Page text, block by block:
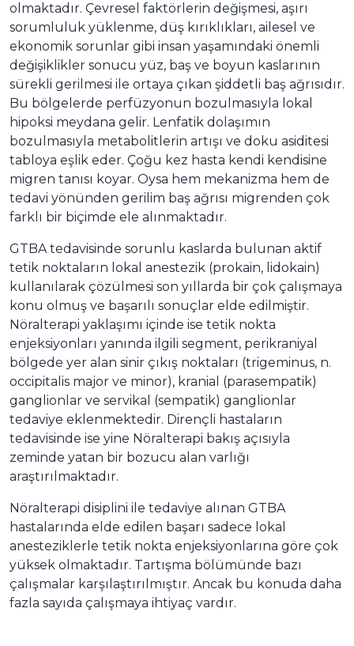
olmaktadır. Çevresel faktörlerin değişmesi, aşırı
sorumluluk yüklenme, düş kırıklıkları, ailesel ve
ekonomik sorunlar gibi insan yaşamındaki önemli
değişiklikler sonucu yüz, baş ve boyun kaslarının
sürekli gerilmesi ile ortaya çıkan şiddetli baş ağrısıdır.
Bu bölgelerde perfüzyonun bozulmasıyla lokal
hipoksi meydana gelir. Lenfatik dolaşımın
bozulmasıyla metabolitlerin artışı ve doku asiditesi
tabloya eşlik eder. Çoğu kez hasta kendi kendisine
migren tanısı koyar. Oysa hem mekanizma hem de
tedavi yönünden gerilim baş ağrısı migrenden çok
farklı bir biçimde ele alınmaktadır.
GTBA tedavisinde sorunlu kaslarda bulunan aktif
tetik noktaların lokal anestezik (prokain, lidokain)
kullanılarak çözülmesi son yıllarda bir çok çalışmaya
konu olmuş ve başarılı sonuçlar elde edilmiştir.
Nöralterapi yaklaşımı içinde ise tetik nokta
enjeksiyonları yanında ilgili segment, perikraniyal
bölgede yer alan sinir çıkış noktaları (trigeminus, n.
occipitalis major ve minor), kranial (parasempatik)
ganglionlar ve servikal (sempatik) ganglionlar
tedaviye eklenmektedir. Dirençli hastaların
tedavisinde ise yine Nöralterapi bakış açısıyla
zeminde yatan bir bozucu alan varlığı
araştırılmaktadır.
Nöralterapi disiplini ile tedaviye alınan GTBA
hastalarında elde edilen başarı sadece lokal
anesteziklerle tetik nokta enjeksiyonlarına göre çok
yüksek olmaktadır. Tartışma bölümünde bazı
çalışmalar karşılaştırılmıştır. Ancak bu konuda daha
fazla sayıda çalışmaya ihtiyaç vardır.